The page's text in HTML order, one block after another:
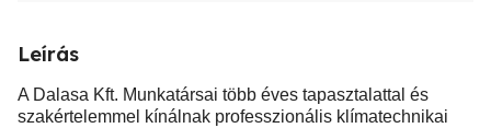
Leírás
A Dalasa Kft. Munkatársai több éves tapasztalattal és
szakértelemmel kínálnak professzionális klímatechnikai